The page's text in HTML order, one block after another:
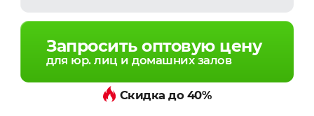
Запросить оптовую цену
для юр. лиц и домашних залов
Скидка до 40%